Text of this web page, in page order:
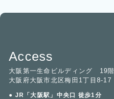
Access
大阪第一生命ビルディング 19階
大阪府大阪市北区梅田1丁目8-17
● JR「大阪駅」中央口 徒歩1分